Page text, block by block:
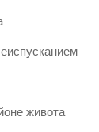
живота